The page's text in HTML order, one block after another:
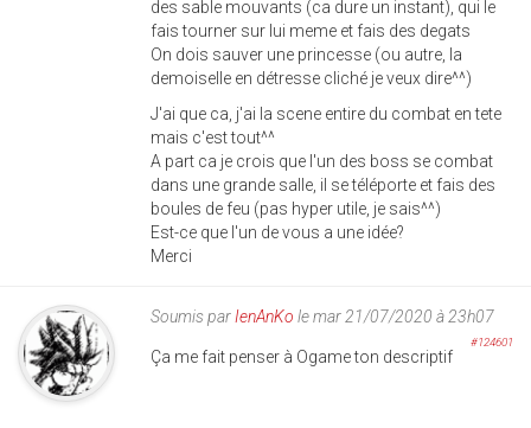
des sable mouvants (ca dure un instant), qui le
fais tourner sur lui meme et fais des degats
On dois sauver une princesse (ou autre, la
demoiselle en détresse cliché je veux dire^^)
J'ai que ca, j'ai la scene entire du combat en tete
mais c'est tout^^
A part ca je crois que l'un des boss se combat
dans une grande salle, il se téléporte et fais des
boules de feu (pas hyper utile, je sais^^)
Est-ce que l'un de vous a une idée?
Merci
Soumis par IenAnKo le mar 21/07/2020 à 23h07
#124601
Ça me fait penser à Ogame ton descriptif